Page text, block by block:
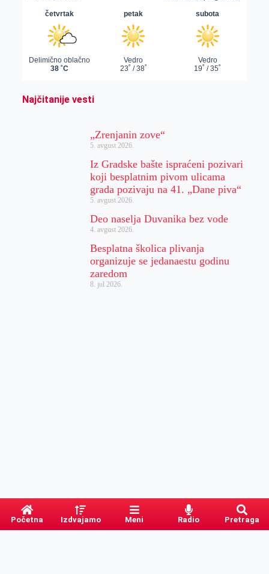
Najčitanije vesti
„Zrenjanin zove“
5. avgust 2026.
Iz Gradske bašte ispraćeni pozivari
koji besplatnim pivom ulicama
grada pozivaju na 41. „Dane piva“
5. avgust 2026.
Deo naselja Duvanika bez vode
4. avgust 2026.
Besplatna školica plivanja
organizuje se jedanaestu godinu
zaredom
8. jul 2026.
Početna Izdvajamo Meni Radio Pretraga